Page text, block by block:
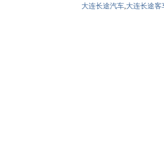
大连长途汽车,大连长途客